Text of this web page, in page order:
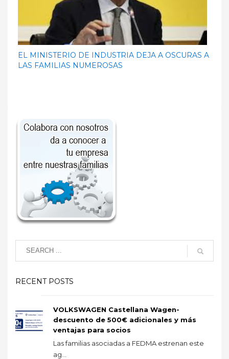
EL MINISTERIO DE INDUSTRIA DEJA A OSCURAS A
LAS FAMILIAS NUMEROSAS
RECENT POSTS
VOLKSWAGEN Castellana Wagen-
descuento de 500€ adicionales y más
ventajas para socios
Las familias asociadas a FEDMA estrenan este
ag...